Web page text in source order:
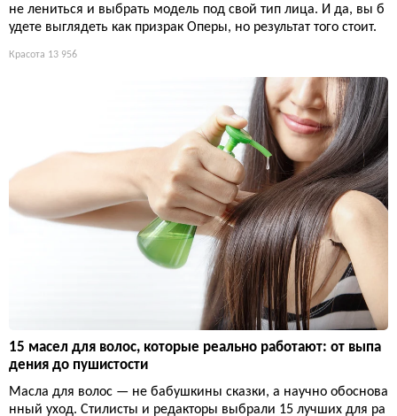
не лениться и выбрать модель под свой тип лица. И да, вы б
удете выглядеть как призрак Оперы, но результат того стоит.
Красота 13 956
15 масел для волос, которые реально работают: от выпа
дения до пушистости
Масла для волос — не бабушкины сказки, а научно обоснова
нный уход. Стилисты и редакторы выбрали 15 лучших для ра